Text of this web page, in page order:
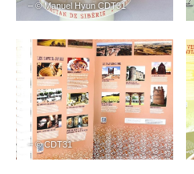
– © Manuel Hyun CDT31
– © CDT31